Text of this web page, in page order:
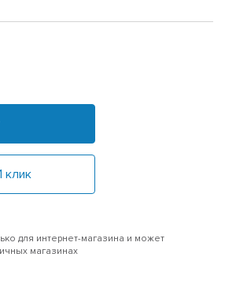
клик
для интернет-магазина и может
магазинах